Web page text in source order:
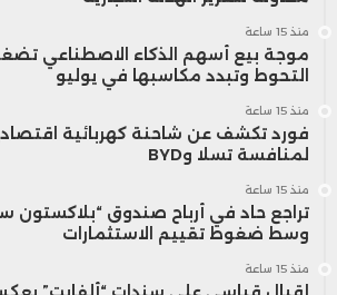
منذ 15 ساعة
موجة بيع أسهم الذكاء الاصطناعي
التحوط وتبدد مكاسبها في يوليو
منذ 15 ساعة
لمنافسة تسلا وBYD
منذ 15 ساعة
تراجع حاد في أرباح صندوق “بلاكستون
وسط ضغوط تقييم الاستثمارات
منذ 15 ساعة